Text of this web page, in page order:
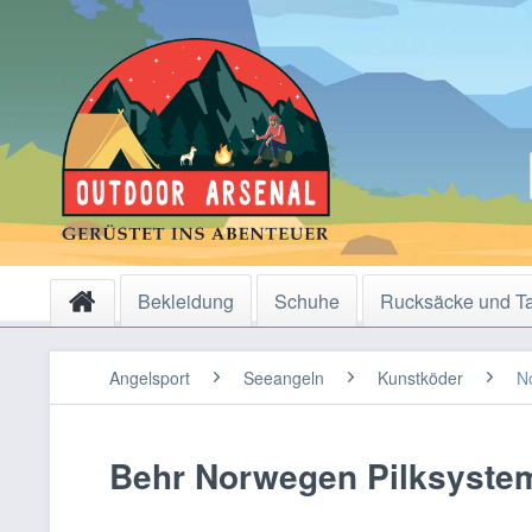
Bekleidung Schuhe Rucksäcke und
Angelsport Seeangeln Kunstköder
Behr Norwegen